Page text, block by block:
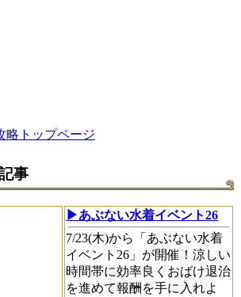
略トップページ
事
▶あぶない水着イベント26
7/23(木)から「あぶない水着
イベント26」が開催！涼しい
時間帯に効率良くおばけ退治
を進めて報酬を手に入れよ